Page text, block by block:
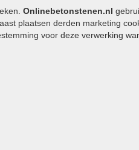
Onlinebetonstenen.nl
plaatsen derden marketing
voor deze verwerking